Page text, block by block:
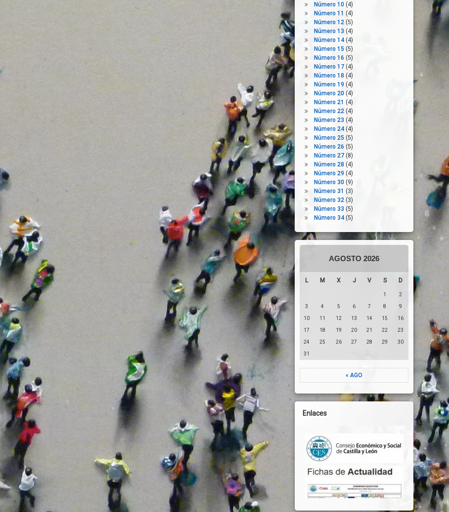
Económica, El Empleo Y La Cohesión Social En Castilla Y León
Número 10(4)
Número 11 (4)
Número 12(5)
Número 13 (4)
Número 14(4)
Número 15 (5)
Número 16 (5)
Número 17(4)
Número 18 (4)
Número 19 (4)
Número 20(4)
Número 21 (4)
Número 22(4)
Número 23 (4)
Número 24(4)
Número 25 (5)
Número 26 (5)
Número 27(8)
Número 28 (4)
Número 29 (4)
Número 30(9)
Número 31 (3)
Número 32(3)
Número 33 (5)
Número 34(5)
AGOSTO 2026
L M X J V S D
1 2
3 4 5 6 7 8 9
10 11 12 13 14 15 16
17 18 19 20 21 22 23
24 25 26 27 28 29 30
31
« AGO
Enlaces